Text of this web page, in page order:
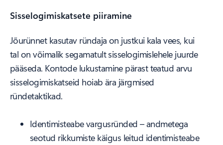
Sisselogimiskatsete piiramine
Jõurünnet kasutav ründaja on justkui kala vees, kui
tal on võimalik segamatult sisselogimislehele juurde
pääseda. Kontode lukustamine pärast teatud arvu
sisselogimiskatseid hoiab ära järgmised
ründetaktikad.
Identimisteabe vargusründed – andmetega
seotud rikkumiste käigus leitud identimisteabe